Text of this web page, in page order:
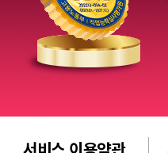
서비스 이용약관